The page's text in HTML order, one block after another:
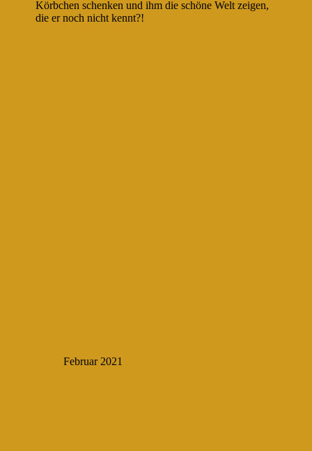
Körbchen schenken und ihm die schöne Welt zeigen,
die er noch nicht kennt?!
Februar 2021